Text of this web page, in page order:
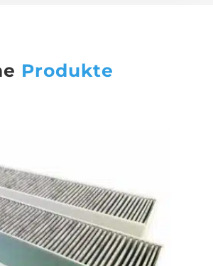
Produkte